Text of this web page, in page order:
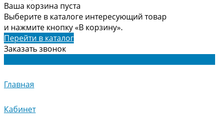
Ваша корзина пуста
Выберите в каталоге интересующий товар
и нажмите кнопку «В корзину».
Перейти в каталог
Заказать звонок
Главная
Кабинет